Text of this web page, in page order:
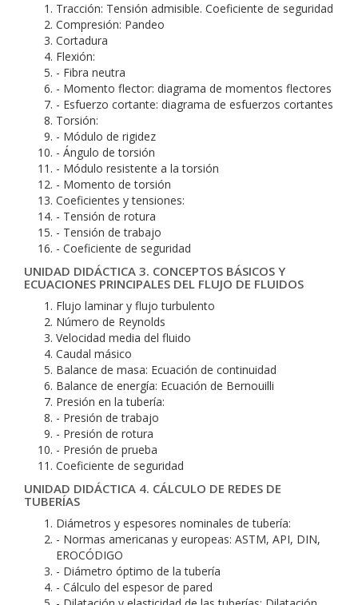
Tracción: Tensión admisible. Coeficiente de seguridad
Compresión: Pandeo
Cortadura
Flexión:
- Fibra neutra
- Momento flector: diagrama de momentos flectores
- Esfuerzo cortante: diagrama de esfuerzos cortantes
Torsión:
- Módulo de rigidez
- Ángulo de torsión
- Módulo resistente a la torsión
- Momento de torsión
Coeficientes y tensiones:
- Tensión de rotura
- Tensión de trabajo
- Coeficiente de seguridad
UNIDAD DIDÁCTICA 3. CONCEPTOS BÁSICOS Y
ECUACIONES PRINCIPALES DEL FLUJO DE FLUIDOS
Flujo laminar y flujo turbulento
Número de Reynolds
Velocidad media del fluido
Caudal másico
Balance de masa: Ecuación de continuidad
Balance de energía: Ecuación de Bernouilli
Presión en la tubería:
- Presión de trabajo
- Presión de rotura
- Presión de prueba
Coeficiente de seguridad
UNIDAD DIDÁCTICA 4. CÁLCULO DE REDES DE
TUBERÍAS
Diámetros y espesores nominales de tubería:
- Normas americanas y europeas: ASTM, API, DIN,
EROCÓDIGO
- Diámetro óptimo de la tubería
- Cálculo del espesor de pared